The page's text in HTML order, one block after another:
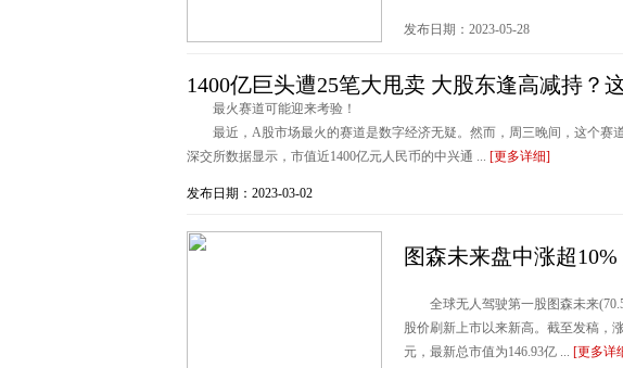
发布日期：2023-05-28
1400亿巨头遭25笔大甩卖 大股东逢高减持？
最火赛道可能迎来考验！
最近，A股市场最火的赛道是数字经济无疑。然而，周三晚间，这个赛
深交所数据显示，市值近1400亿元人民币的中兴通 ... [更多详细]
发布日期：2023-03-02
图森未来盘中涨超
全球无人驾驶第一股图森未来
股价刷新上市以来新高。截至发稿，
元，最新总市值为146.93亿 ... [更多详